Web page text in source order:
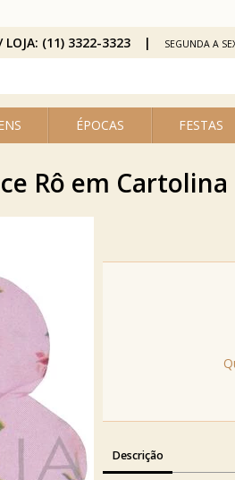
ÉPOCAS FESTAS
(11) 3322-3323 SEGUNDA A
Rô em Cartolina
Descrição